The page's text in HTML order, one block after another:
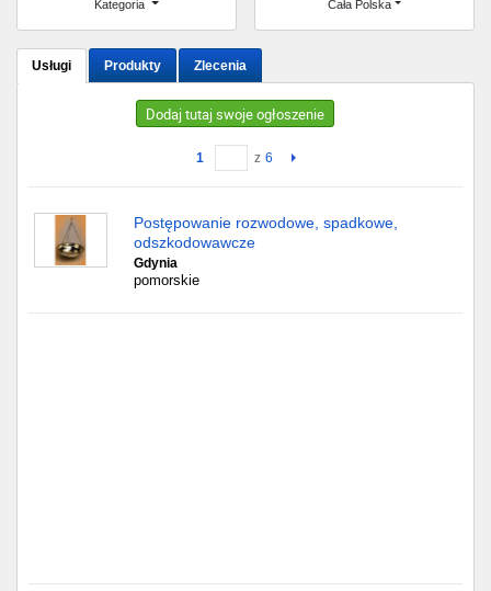
Kategoria Cała Polska
Usługi Produkty Zlecenia
Dodaj tutaj swoje ogłoszenie
1 z 6
Postępowanie rozwodowe, spadkowe,
odszkodowawcze
Gdynia
pomorskie
Łódź
Chorzów